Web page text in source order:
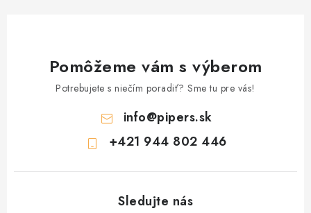
Pomôžeme vám s výberom
Potrebujete s niečím poradiť? Sme tu pre vás!
info@pipers.sk
+421 944 802 446